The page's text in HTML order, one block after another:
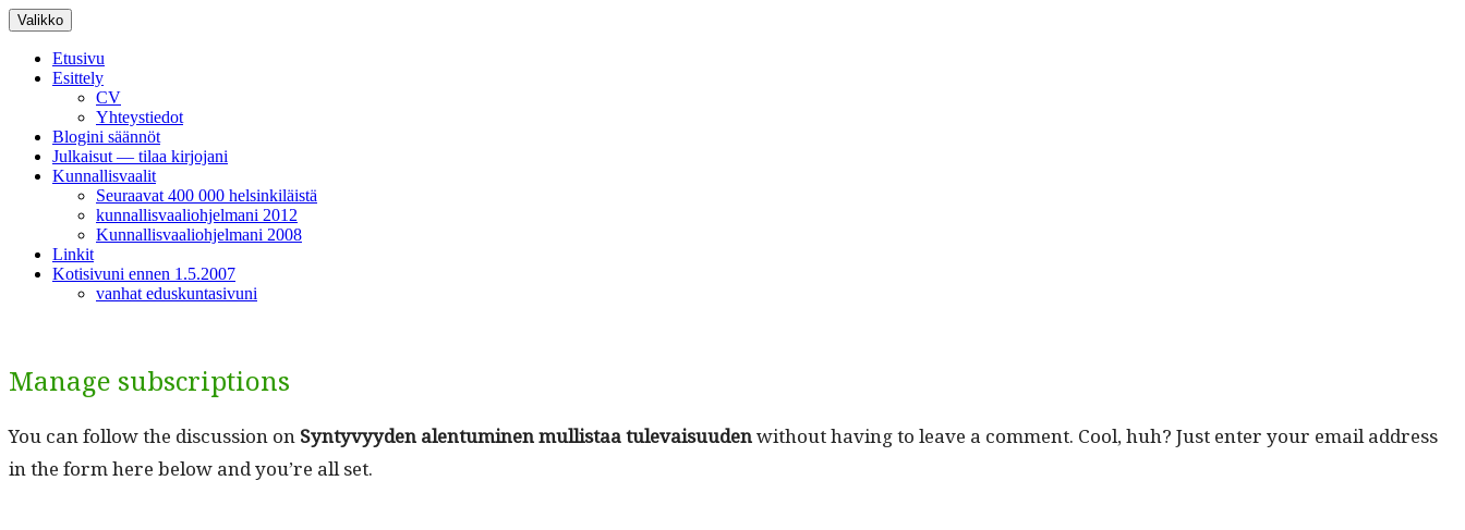
Siirry
sisältöön
Valikko
Etusivu
Esittely
CV
Yhteystiedot
Blogini säännöt
Julkaisut — tilaa kirjojani
Kunnallisvaalit
Seuraavat 400 000 helsinkiläistä
kunnallisvaaliohjelmani 2012
Kunnallisvaaliohjelmani 2008
Linkit
Kotisivuni ennen 1.5.2007
vanhat eduskuntasivuni
Manage subscriptions
You can fol­low the dis­cus­sion on Syn­tyvyy­den alen­tu­mi­nen mullis­taa tule­vaisu­u­denwith­out hav­ing to leave a com­ment. Cool, huh? Just enter your email address
in the form here below and you’re all set.